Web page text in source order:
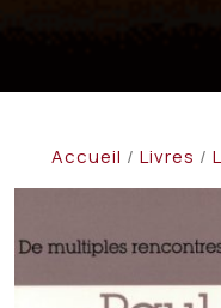
Accueil / Livres /